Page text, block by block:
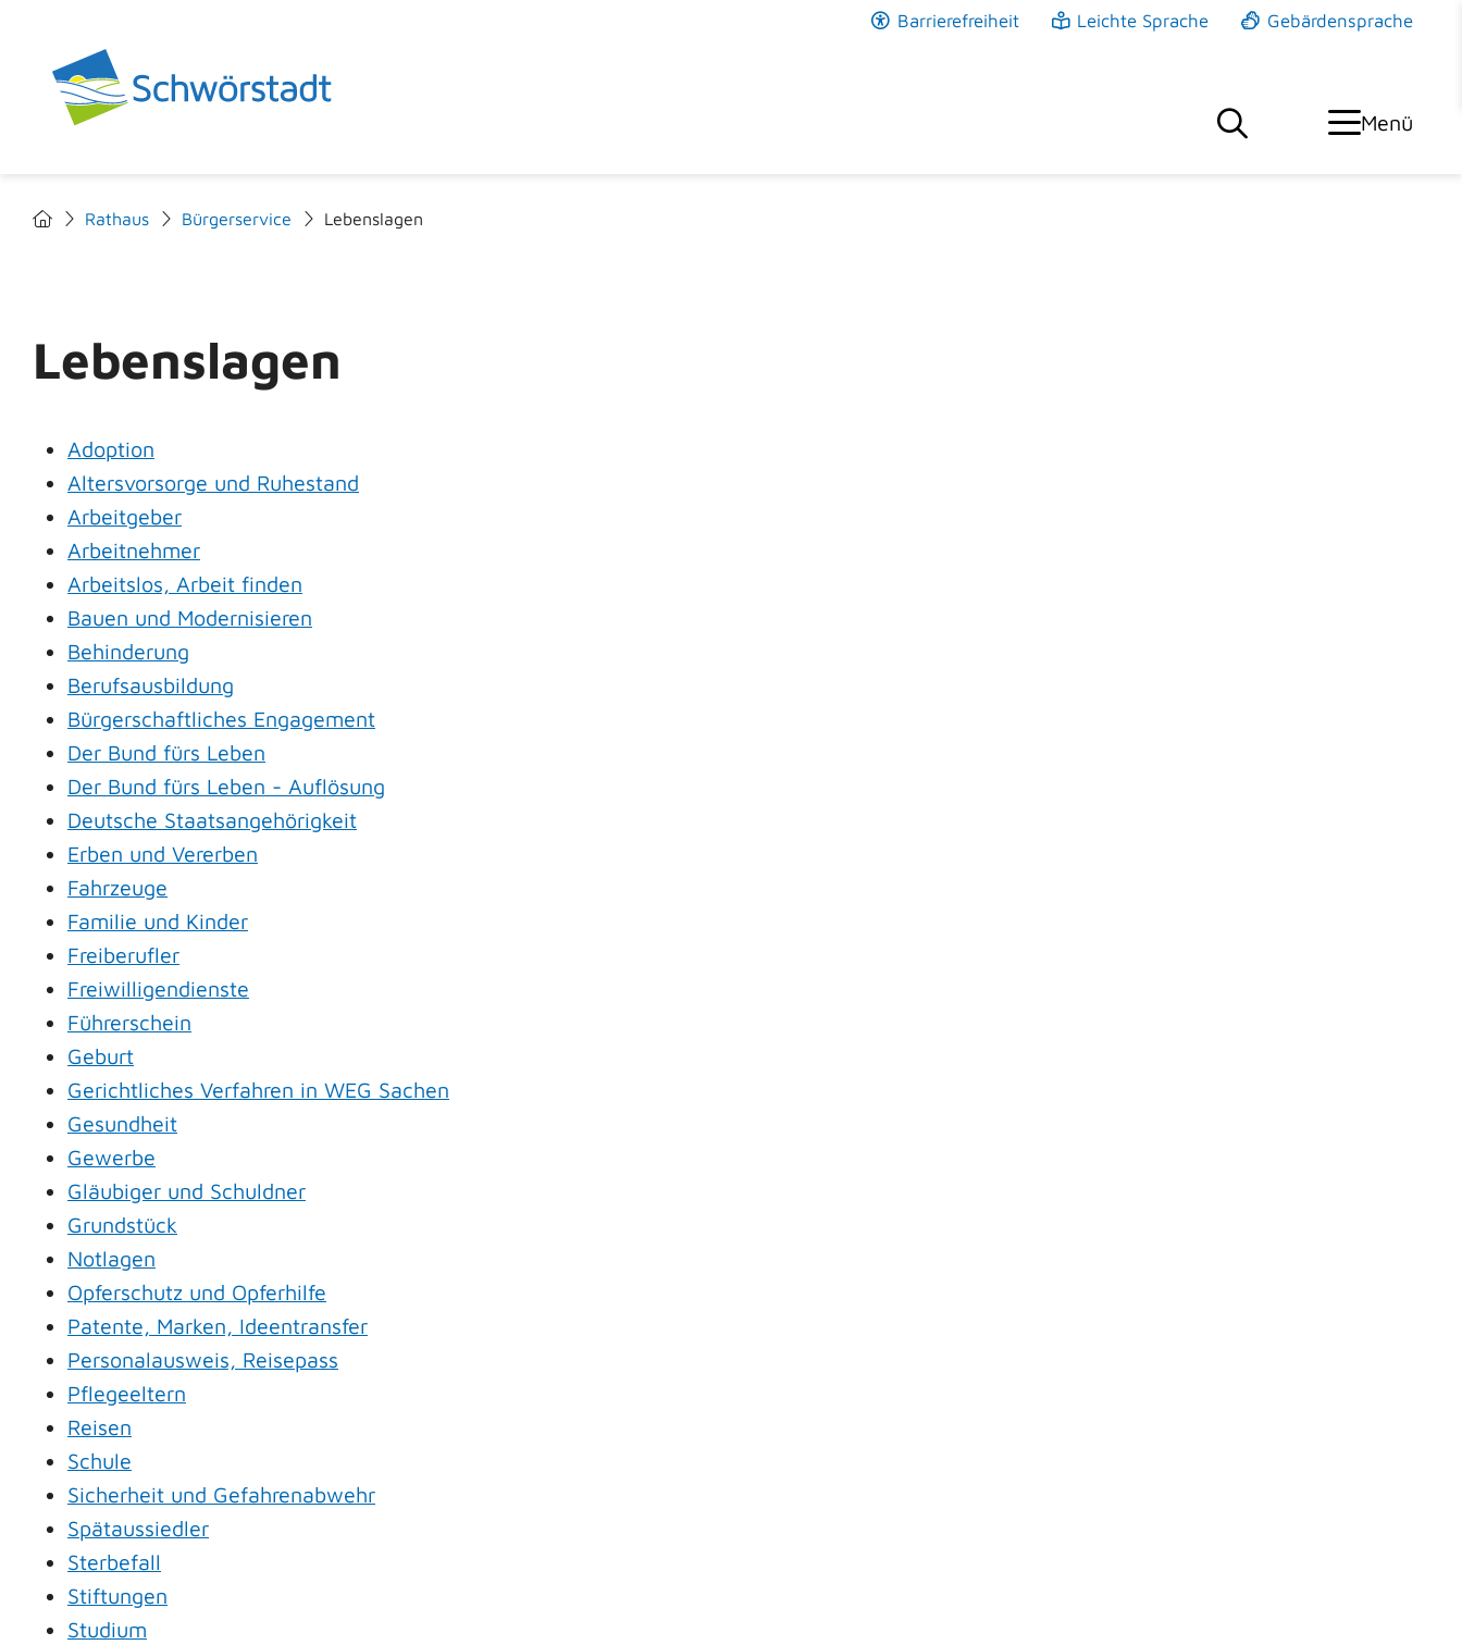
Barrierefreiheit Leichte Sprache Gebärdensprache
Menü
Rathaus Bürgerservice Lebenslagen
Lebenslagen
Adoption
Altersvorsorge und Ruhestand
Arbeitgeber
Arbeitnehmer
Arbeitslos, Arbeit finden
Bauen und Modernisieren
Behinderung
Berufsausbildung
Bürgerschaftliches Engagement
Der Bund fürs Leben
Der Bund fürs Leben - Auflösung
Deutsche Staatsangehörigkeit
Erben und Vererben
Fahrzeuge
Familie und Kinder
Freiberufler
Freiwilligendienste
Führerschein
Geburt
Gerichtliches Verfahren in WEG Sachen
Gesundheit
Gewerbe
Gläubiger und Schuldner
Grundstück
Notlagen
Opferschutz und Opferhilfe
Patente, Marken, Ideentransfer
Personalausweis, Reisepass
Pflegeeltern
Reisen
Schule
Sicherheit und Gefahrenabwehr
Spätaussiedler
Sterbefall
Stiftungen
Studium